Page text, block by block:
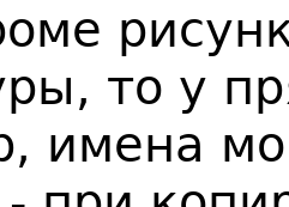
то у
имена